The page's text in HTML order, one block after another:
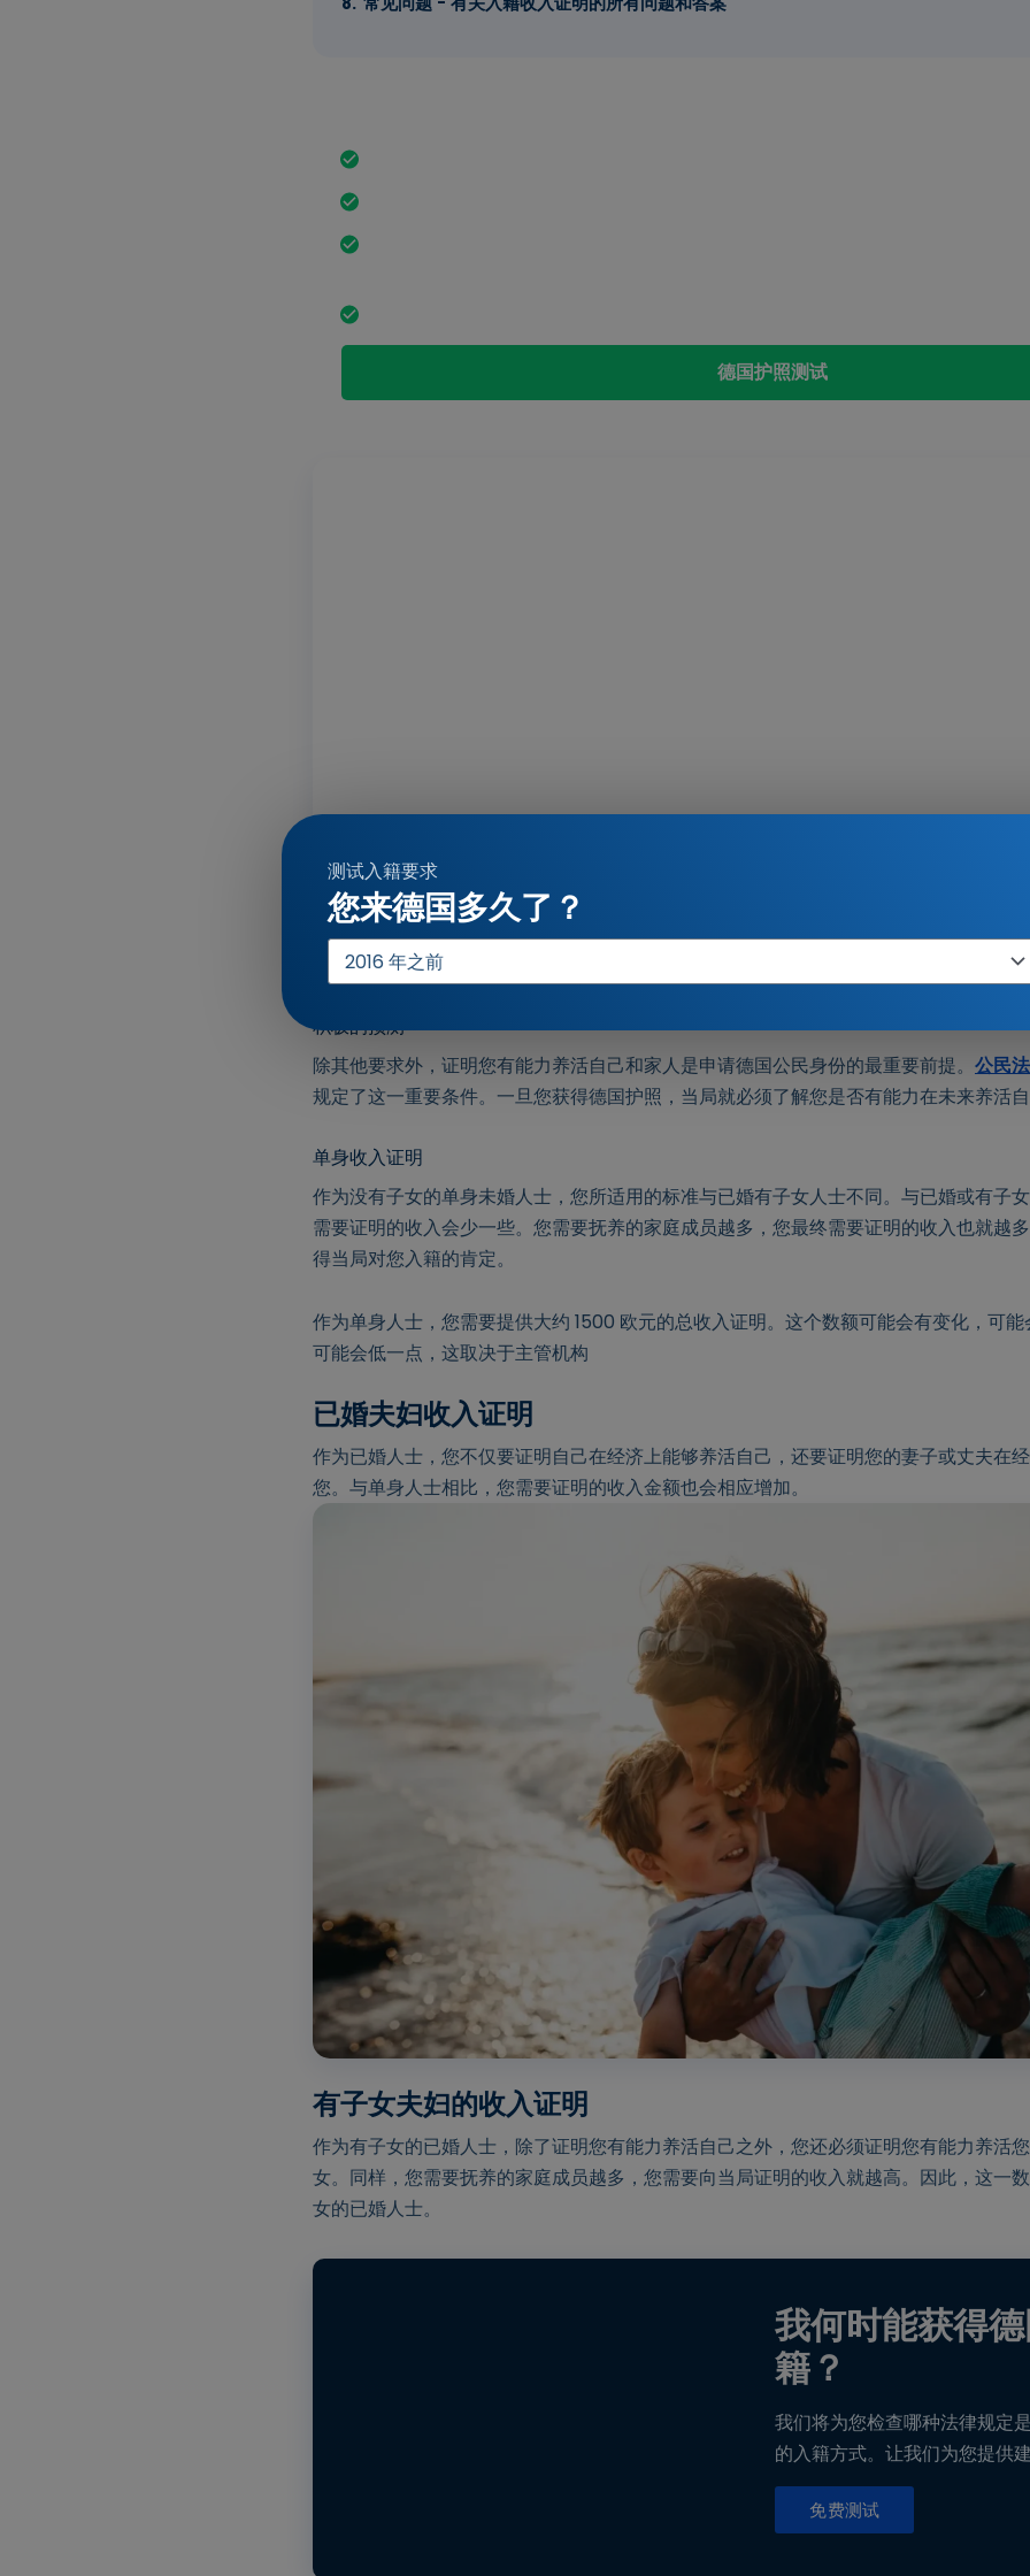
德国护照测试
频
积极的预测
除其他要求外，证明您有能力养活自己和家人是申请德国公民身份的最重要前提。 公民
规定了这一重要条件。一旦您获得德国护照，当局就必须了解您是否有能力在未来养活
单身收入证明
作为没有子女的单身未婚人士，您所适用的标准与已婚有子女人士不同。与已婚或有子
需要证明的收入会少一些。您需要抚养的家庭成员越多，您最终需要证明的收入也就越
得当局对您入籍的肯定。
作为单身人士，您需要提供大约 1500 欧元的总收入证明。 这个数额可能会有变化，可
可能会低一点，这取决于主管机构
已婚夫妇收入证明
作为已婚人士，您不仅要证明自己在经济上能够养活自己，还要证明您的妻子或丈夫在
您。与单身人士相比，您需要证明的收入金额也会相应增加。
有子女夫妇的收入证明
作为有子女的已婚人士，除了证明您有能力养活自己之外，您还必须证明您有能力养活
女。同样，您需要抚养的家庭成员越多，您需要向当局证明的收入就越高。因此，这一
女的已婚人士。
我何时能获得
籍？
我们将为您检查哪种法律规定
的入籍方式。让我们为您提供
免费测试
测试入籍要求
您来德国多久了？
学